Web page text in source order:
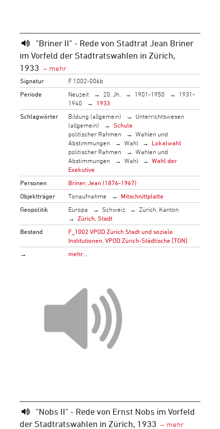
"Briner II" - Rede von Stadtrat Jean Briner
im Vorfeld der Stadtratswahlen in Zürich,
1933
Signatur
F 1002-006b
Periode
Neuzeit 20. Jh. 1901-1950
1931-
1940
1933
Schlagwörter
Bildung (allgemein)
Unterrichtswesen
(allgemein)
Schule
politischer Rahmen
Wahlen und
Abstimmungen
Wahl
Lokalwahl
politischer Rahmen
Wahlen und
Abstimmungen
Wahl
Wahl der
Exekutive
Personen
Briner, Jean (1876-1967)
Objektträger
Tonaufnahme
Mitschnittplatte
Geopolitik
Europa Schweiz
Zürich, Kanton
Zürich, Stadt
Bestand
F_1002 VPOD Zürich Stadt und soziale
Institutionen, VPOD Zürich-Städtische [TON]
→
mehr…
"Nobs II" - Rede von Ernst Nobs im Vorfeld
der Stadtratswahlen in Zürich, 1933